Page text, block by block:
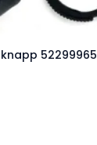
52299965